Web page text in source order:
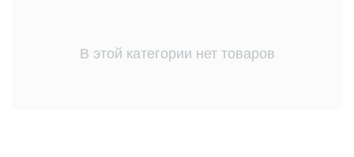
В этой категории нет товаров